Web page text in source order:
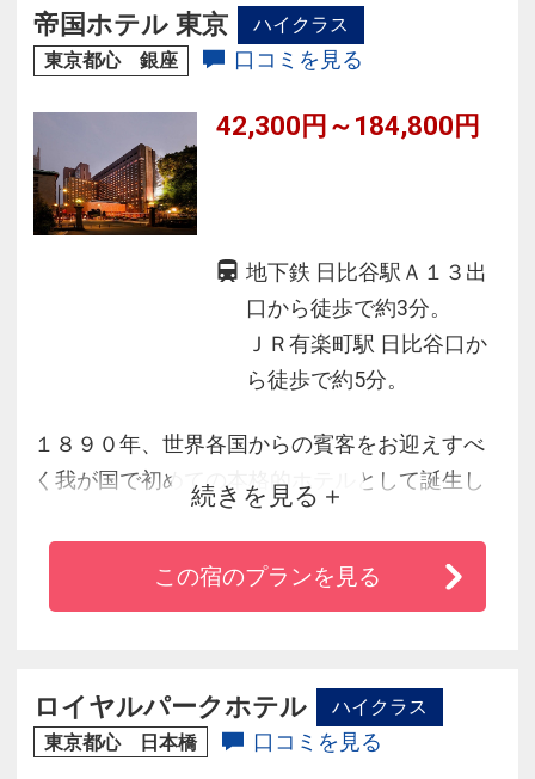
ムやトレインビュールームもあり♪
◆全室Wi-Fi無料でご利用ＯＫ◆スマートTV
帝国ホテル 東京
ハイクラス
東京都心 銀座
口コミを見る
42,300円～184,800円
地下鉄 日比谷駅Ａ１３出
口から徒歩で約3分。
ＪＲ有楽町駅 日比谷口か
ら徒歩で約5分。
１８９０年、世界各国からの賓客をお迎えすべ
く我が国で初めての本格的ホテルとして誕生し
て以来、日本を代表する超一流ホテルとして歴
史を重ねてまいりました。皇居、日比谷公園に
隣接する静かな環境、銀座・丸の内・汐留まで
数々、ゆったりとした広さの客室は質の高いや
すらぎをお約束いたします。
続きを見る
この宿のプランを見る
ロイヤルパークホテル
ハイクラス
東京都心 日本橋
口コミを見る